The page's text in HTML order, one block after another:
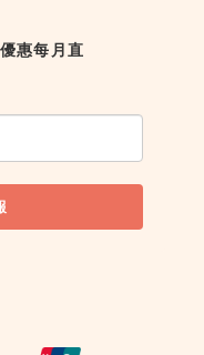
惠每月直